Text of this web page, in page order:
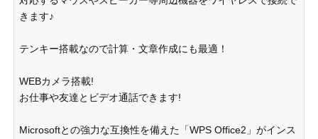
きます♪
テンキー搭載なので計算・文章作成にも最適！
WEBカメラ搭載!
お仕事や友達とビデオ通話できます!
Microsoftとの強力な互換性を備えた「WPS Office2」がインス